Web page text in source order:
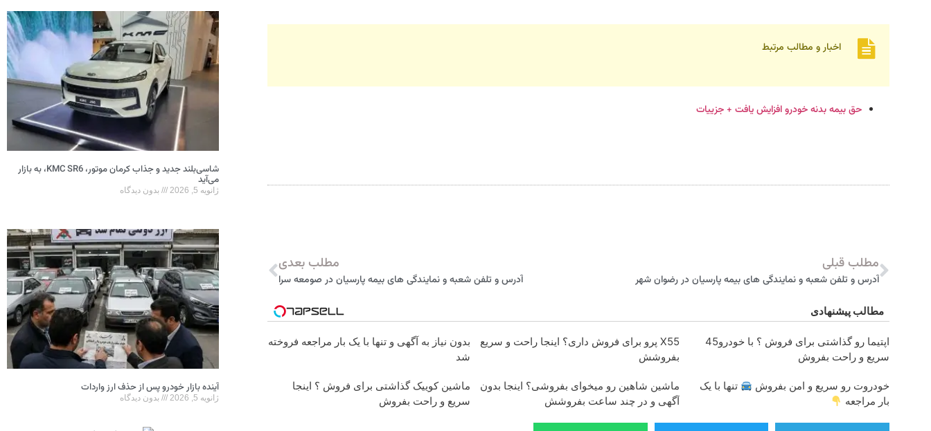
اخبار و مطالب مرتبط
حق بیمه بدنه خودرو افزایش یافت + جزییات
مطلب قبلی
آدرس و تلفن شعبه و نمایندگی های بیمه پارسیان در رضوان شهر
مطلب بعدی
آدرس و تلفن شعبه و نمایندگی های بیمه پارسیان در صومعه سرا
مطالب پیشنهادی
اپتیما رو گذاشتی برای فروش ؟ با خودرو45
سریع و راحت بفروش
X55 پرو برای فروش داری؟ اینجا راحت و سریع
بفروشش
بدون نیاز به آگهی و تنها با یک بار مراجعه فروخته
شد
خودروت رو سریع و امن بفروش
تنها با یک
بار مراجعه
ماشین شاهین رو میخوای بفروشی؟ اینجا بدون
آگهی و در چند ساعت بفروشش
ماشین کوییک گذاشتی برای فروش ؟ اینجا
سریع و راحت بفروش
شاسی‌بلند جدید و جذاب کرمان موتور، KMC SR6، به بازار
می‌آید
ژانویه 5, 2026 بدون دیدگاه
آینده بازار خودرو پس از حذف ارز واردات
ژانویه 5, 2026 بدون دیدگاه